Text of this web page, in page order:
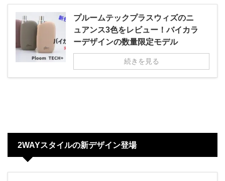
プルームテックプラスウィズのニ
ュアンス3色をレビュー！バイカラ
ーデザインの数量限定モデル
続きを見る
2WAYスタイルの新デザイン登場